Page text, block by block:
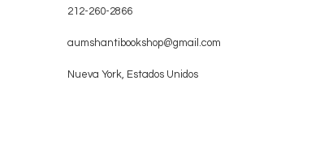
212-260-2866
aumshantibookshop@gmail.com
Nueva York, Estados Unidos